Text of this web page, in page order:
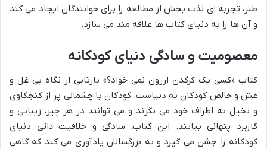
طنز، تجربه ای لذت بخش از مطالعه را برای خوانندگان ایجاد می کند
و آن ها را به دنیای کتاب ها علاقه مند می سازد.
معصومیت و سادگی دنیای کودکانه
کتاب «کسی یک کرگدن ارزون نمی خواد؟» بازتابی از نگاه بی غل و
غش و خالص کودکان به دنیاست. کودکان با چشمانی پر از کنجکاوی
و تخیل به اطراف خود می نگرند و می توانند در هر چیز، زیبایی و
کاربرد پنهانی بیابند. این کتاب، سادگی و خلاقیت ذاتی دنیای
کودکانه را جشن می گیرد و به بزرگسالان یادآوری می کند که گاهی